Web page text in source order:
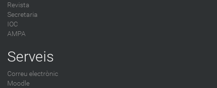
Revista
Secretaria
IOC
AMPA
Serveis
Correu electrònic
Moodle